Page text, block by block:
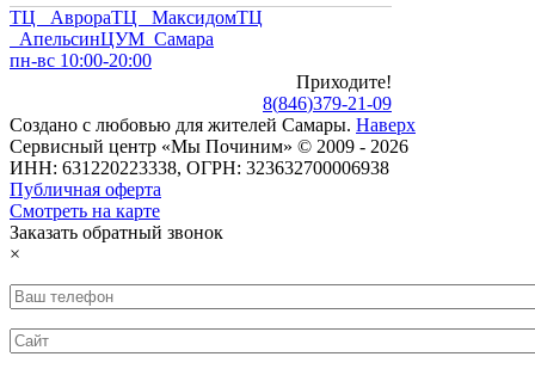
ТЦ АврораТЦ МаксидомТЦ
АпельсинЦУМ Самара
пн-вс 10:00-20:00
Приходите!
8(846)379-21-09
Создано с любовью для жителей Самары. Наверх
Сервисный центр «Мы Починим» © 2009 - 2026
ИНН: 631220223338, ОГРН: 323632700006938
Публичная оферта
Смотреть на карте
Заказать обратный звонок
×